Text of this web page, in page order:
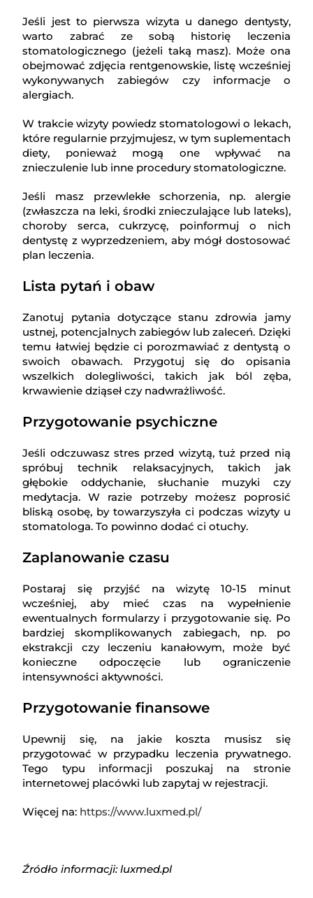
Jeśli jest to pierwsza wizyta u danego dentysty,
warto zabrać ze sobą historię leczenia
stomatologicznego (jeżeli taką masz). Może ona
obejmować zdjęcia rentgenowskie, listę wcześniej
wykonywanych zabiegów czy informacje o
alergiach.
W trakcie wizyty powiedz stomatologowi o lekach,
które regularnie przyjmujesz, w tym suplementach
diety, ponieważ mogą one wpływać na
znieczulenie lub inne procedury stomatologiczne.
Jeśli masz przewlekłe schorzenia, np. alergie
(zwłaszcza na leki, środki znieczulające lub lateks),
choroby serca, cukrzycę, poinformuj o nich
dentystę z wyprzedzeniem, aby mógł dostosować
plan leczenia.
Lista pytań i obaw
Zanotuj pytania dotyczące stanu zdrowia jamy
ustnej, potencjalnych zabiegów lub zaleceń. Dzięki
temu łatwiej będzie ci porozmawiać z dentystą o
swoich obawach. Przygotuj się do opisania
wszelkich dolegliwości, takich jak ból zęba,
krwawienie dziąseł czy nadwrażliwość.
Przygotowanie psychiczne
Jeśli odczuwasz stres przed wizytą, tuż przed nią
spróbuj technik relaksacyjnych, takich jak
głębokie oddychanie, słuchanie muzyki czy
medytacja. W razie potrzeby możesz poprosić
bliską osobę, by towarzyszyła ci podczas wizyty u
stomatologa. To powinno dodać ci otuchy.
Zaplanowanie czasu
Postaraj się przyjść na wizytę 10-15 minut
wcześniej, aby mieć czas na wypełnienie
ewentualnych formularzy i przygotowanie się. Po
bardziej skomplikowanych zabiegach, np. po
ekstrakcji czy leczeniu kanałowym, może być
konieczne odpoczęcie lub ograniczenie
intensywności aktywności.
Przygotowanie finansowe
Upewnij się, na jakie koszta musisz się
przygotować w przypadku leczenia prywatnego.
Tego typu informacji poszukaj na stronie
internetowej placówki lub zapytaj w rejestracji.
Więcej na: https://www.luxmed.pl/
Źródło informacji: luxmed.pl